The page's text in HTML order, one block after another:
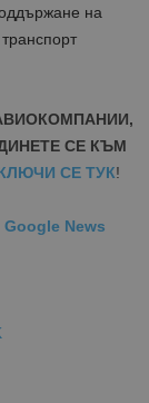
на
СЕ КЪМ
СЕ ТУК!
Google News